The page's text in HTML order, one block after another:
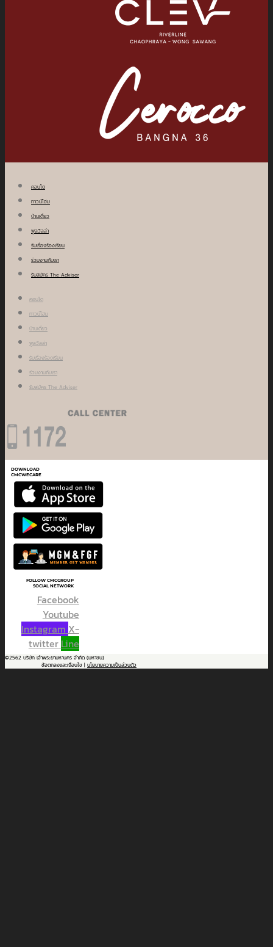
คอนโด
ทาวน์โฮม
บ้านเดี่ยว
พูลวิลล่า
รับเรื่องร้องเรียน
ร่วมงานกับเรา
รับสมัคร The Adviser
คอนโด
ทาวน์โฮม
บ้านเดี่ยว
พูลวิลล่า
รับเรื่องร้องเรียน
ร่วมงานกับเรา
รับสมัคร The Adviser
DOWNLOAD
CMCWECARE
FOLLOW CMCGROUP
SOCIAL NETWORK
Facebook
Youtube
Instagram X-
twitter Line
©2562 บริษัท เจ้าพระยามหานคร จำกัด (มหาชน)
ข้อตกลงและเงื่อนไข | นโยบายความเป็นส่วนตัว